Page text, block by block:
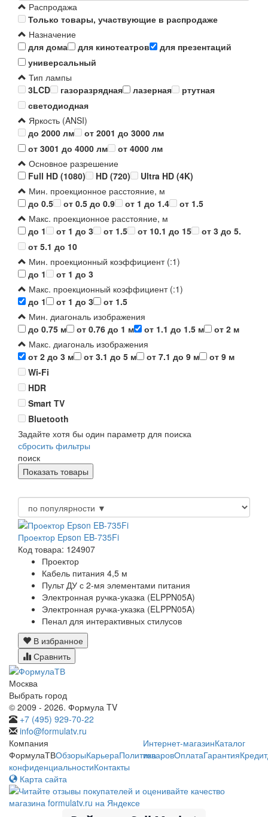
Распродажа
Только товары, участвующие в распродаже
Назначение
для дома
для кинотеатров
для презентаций
универсальный
Тип лампы
3LCD
газоразрядная лазерная
ртутная
светодиодная
Яркость (ANSI)
до 2000 лм
от 2001 до 3000 лм
от 3001 до 4000 лм
от 4000 лм
Основное разрешение
Full HD (1080)
HD (720)
Ultra HD (4K)
Мин. проекционное расстояние, м
до 0.5
от 0.5 до 0.9 от 1 до 1.4
от 1.5
Макс. проекционное расстояние, м
до 1
от 1 до 3 от 1.5 от 10.1 до 15
от 3 до 5.
от 5.1 до 10
Мин. проекционный коэффициент (:1)
до 1
от 1 до 3
Макс. проекционный коэффициент (:1)
до 1
от 1 до 3
от 1.5
Мин. диагональ изображения
до 0.75 м
от 0.76 до 1 м от 1.1 до 1.5 м
от 2 м
Макс. диагональ изображения
от 2 до 3 м
от 3.1 до 5 м от 7.1 до 9 м
от 9 м
Wi-Fi
HDR
Smart TV
Bluetooth
Задайте хотя бы один параметр для поиска
сбросить фильтры
поиск
Проектор Epson EB-735Fi
Код товара: 124907
Проектор
Кабель питания 4,5 м
Пульт ДУ с 2-мя элементами питания
Электронная ручка-указка (ELPPN05A)
Электронная ручка-указка (ELPPN05A)
Пенал для интерактивных стилусов
В избранное
Сравнить
Москва
Выбрать город
© 2009 - 2026. Формула TV
+7 (495) 929-70-22
info@formulatv.ru
Компания
ФормулаТВОбзорыКарьераПолитика
конфиденциальностиКонтакты
Интернет-магазинКаталог
товаровОплатаГарантияКредит
Карта сайта